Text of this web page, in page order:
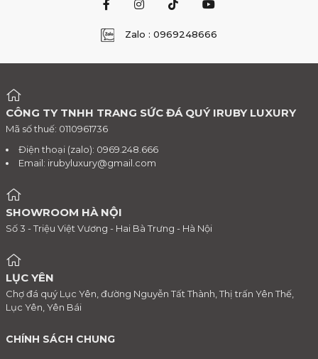
Zalo : 0969248666
CÔNG TY TNHH TRANG SỨC ĐÁ QUÝ IRUBY LUXURY
Mã số thuế: 0110961736
Điện thoại (zalo): 0969.248.666
Email: irubyluxury@gmail.com
SHOWROOM HÀ NỘI
Số 3 - Triệu Việt Vương - Hai Bà Trưng - Hà Nội
LỤC YÊN
Chợ đá quý Lục Yên, đường Nguyễn Tất Thành, Thị trấn Yên Thế,
Lục Yên, Yên Bái
CHÍNH SÁCH CHUNG